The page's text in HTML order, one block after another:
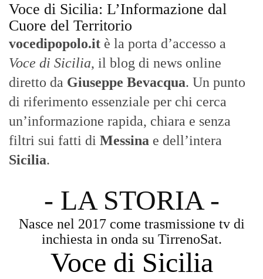
Voce di Sicilia: L’Informazione dal
Cuore del Territorio
vocedipopolo.it è la porta d’accesso a
Voce di Sicilia, il blog di news online
diretto da Giuseppe Bevacqua. Un punto
di riferimento essenziale per chi cerca
un’informazione rapida, chiara e senza
filtri sui fatti di Messina e dell’intera
Sicilia.
- LA STORIA -
Nasce nel 2017 come trasmissione tv di
inchiesta in onda su TirrenoSat.
Voce di Sicilia